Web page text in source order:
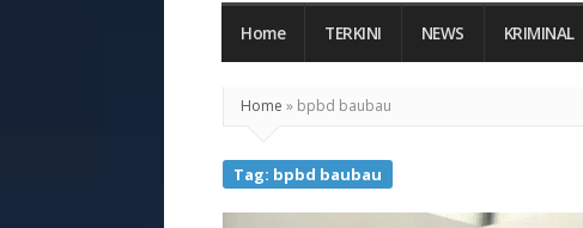
Home TERKINI NEWS KRIMINAL
Home » bpbd baubau
Tag: bpbd baubau